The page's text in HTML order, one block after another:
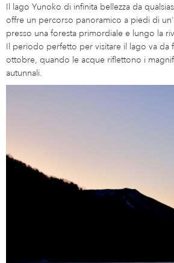
Il lago Yunoko di infinita bellezza da
offre un percorso panoramico a piedi di
presso una foresta primordiale e lungo la
Il periodo perfetto per visitare il lago va da
ottobre, quando le acque riflettono i
autunnali.